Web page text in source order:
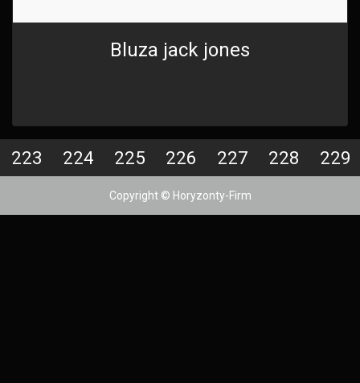
Bluza jack jones
223 224 225 226 227 228 229
Copyright © Horyzonty-Firm